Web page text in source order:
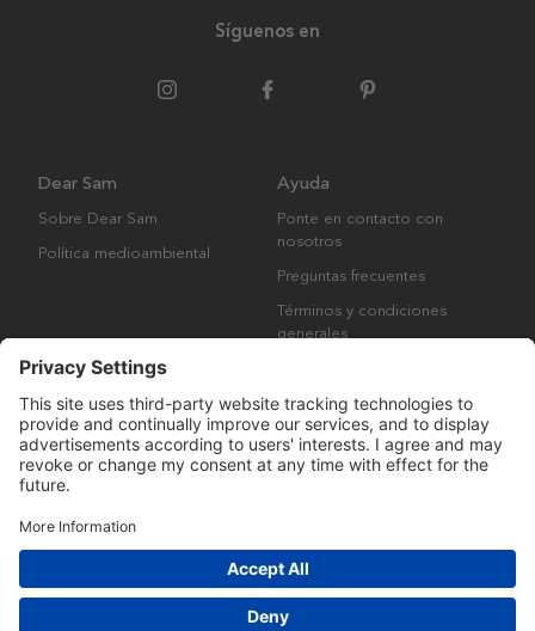
Síguenos en
Dear Sam
Sobre Dear Sam
Política medioambiental
Ayuda
Ponte en contacto con
nosotros
Preguntas frecuentes
Términos y condiciones
generales
Derechos de autor © Many Brands AB 2023. Todos los derechos